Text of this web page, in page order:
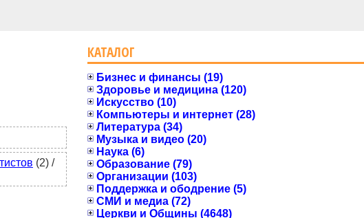
(2) /
КАТАЛОГ
Бизнес и финансы (19)
Здоровье и медицина (120)
Искусство (10)
Компьютеры и интернет (28)
Литература (34)
Музыка и видео (20)
Наука (6)
Образование (79)
Организации (103)
Поддержка и ободрение (5)
СМИ и медиа (72)
Церкви и Общины (4648)